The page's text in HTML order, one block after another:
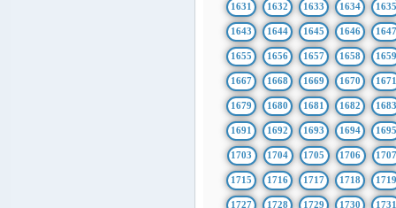
1631 1632 1633 1634 1635
1643 1644 1645 1646 1647
1655 1656 1657 1658 1659
1667 1668 1669 1670 1671
1679 1680 1681 1682 1683
1691 1692 1693 1694 1695
1703 1704 1705 1706
1715 1716 1717 1718 1719
1727 1728 1729 1730 1731